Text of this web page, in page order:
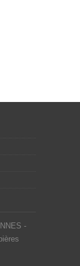
-